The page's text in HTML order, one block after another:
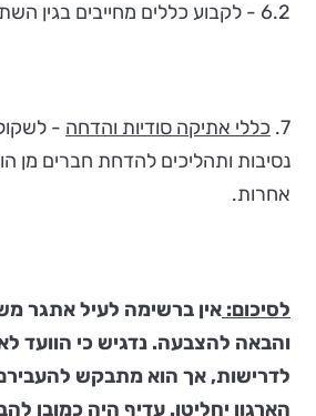
6.2 - לקבוע כללים מחייבים בגין השתתפות בישיבות.
7. כללי אתיקה סודיות והדחה -
נסיבות ותהליכים להדחת חברים מן
אחרות.
לסיכום: אין ברשימה לעיל אתגר
והבאה להצבעה. נדגיש כי הוועד
לדרישות, אך הוא מתבקש